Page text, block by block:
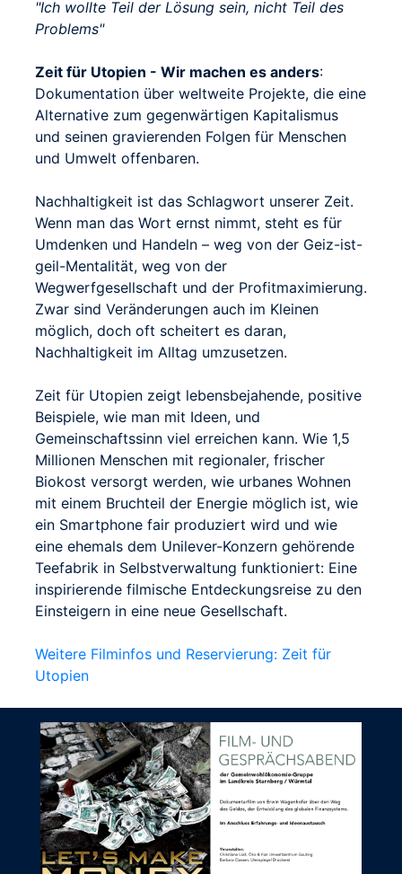
"Ich wollte Teil der Lösung sein, nicht Teil des
Problems"
Zeit für Utopien - Wir machen es anders:
Dokumentation über weltweite Projekte, die eine
Alternative zum gegenwärtigen Kapitalismus
und seinen gravierenden Folgen für Menschen
und Umwelt offenbaren.
Nachhaltigkeit ist das Schlagwort unserer Zeit.
Wenn man das Wort ernst nimmt, steht es für
Umdenken und Handeln – weg von der Geiz-ist-
geil-Mentalität, weg von der
Wegwerfgesellschaft und der Profitmaximierung.
Zwar sind Veränderungen auch im Kleinen
möglich, doch oft scheitert es daran,
Nachhaltigkeit im Alltag umzusetzen.
Zeit für Utopien zeigt lebensbejahende, positive
Beispiele, wie man mit Ideen, und
Gemeinschaftssinn viel erreichen kann. Wie 1,5
Millionen Menschen mit regionaler, frischer
Biokost versorgt werden, wie urbanes Wohnen
mit einem Bruchteil der Energie möglich ist, wie
ein Smartphone fair produziert wird und wie
eine ehemals dem Unilever-Konzern gehörende
Teefabrik in Selbstverwaltung funktioniert: Eine
inspirierende filmische Entdeckungsreise zu den
Einsteigern in eine neue Gesellschaft.
Weitere Filminfos und Reservierung: Zeit für
Utopien